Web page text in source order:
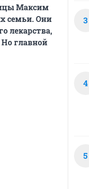
Максим
семьи. Они
лекарства,
главной
3
4
5